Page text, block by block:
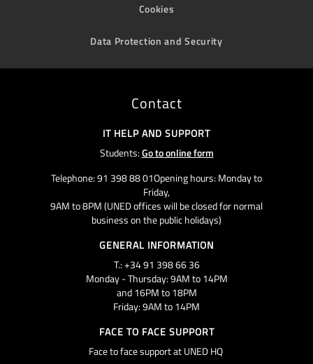
Cookies
Data Protection and Security
Contact
IT HELP AND SUPPORT
Students:Go to online form
Telephone: 91 398 88 01Opening hours: Monday to
Friday,
9AM to 8PM (UNED offices will be closed for normal
business on the public holidays)
GENERAL INFORMATION
T.: +34 91 398 66 36
Monday - Thursday: 9AM to 14PM
and 16PM to 18PM
Friday: 9AM to 14PM
FACE TO FACE SUPPORT
Face to face support at UNED HQ